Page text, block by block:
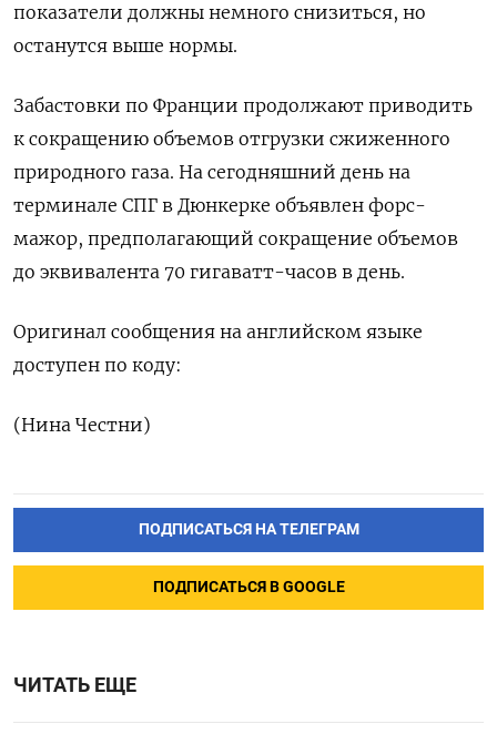
показатели должны немного снизиться, но
останутся выше нормы.
Забастовки по Франции продолжают приводить
к сокращению объемов отгрузки сжиженного
природного газа. На сегодняшний день на
терминале СПГ в Дюнкерке объявлен форс-
мажор, предполагающий сокращение объемов
до эквивалента 70 гигаватт-часов в день.
Оригинал сообщения на английском языке
доступен по коду:
(Нина Честни)
ПОДПИСАТЬСЯ НА ТЕЛЕГРАМ
ПОДПИСАТЬСЯ В GOOGLE
ЧИТАТЬ ЕЩЕ